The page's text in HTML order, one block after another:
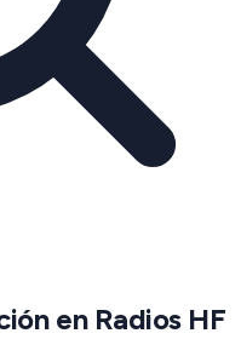
en Radios HF